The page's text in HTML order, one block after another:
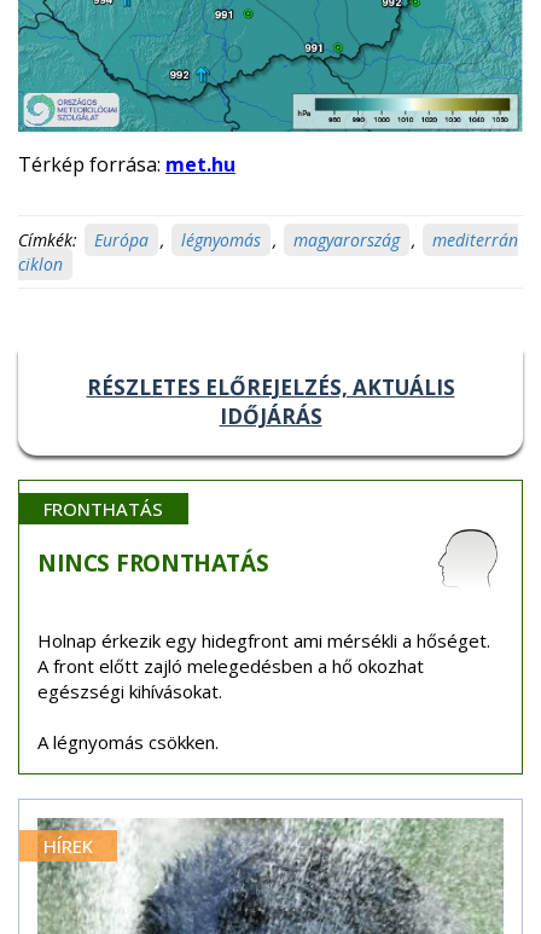
Térkép forrása: met.hu
Címkék: Európa , légnyomás , magyarország ,
mediterrán
ciklon
RÉSZLETES ELŐREJELZÉS, AKTUÁLIS
IDŐJÁRÁS
FRONTHATÁS
NINCS FRONTHATÁS
Holnap érkezik egy hidegfront ami mérsékli a hőséget.
A front előtt zajló melegedésben a hő okozhat
egészségi kihívásokat.
A légnyomás csökken.
HÍREK